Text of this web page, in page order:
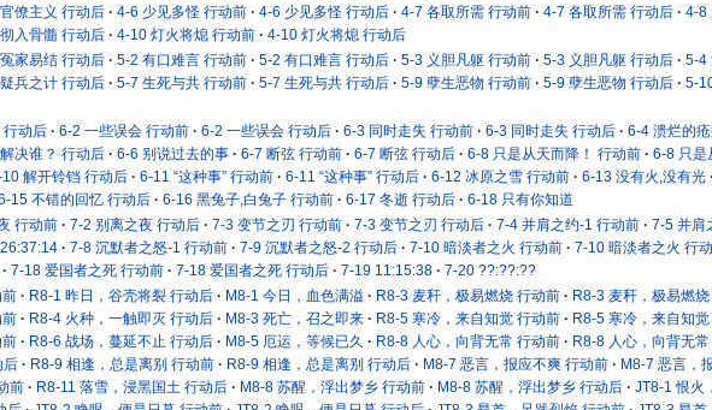
僚主义 行动后 4-6 少见多怪 行动前 4-6 少见多怪 行动后 4-7 各取所需 行动前 4-7 各取所需 行动后 4-8
入骨髓 行动后 4-10 灯火将熄 行动前 4-10 灯火将熄 行动后
家易结 行动后 5-2 有口难言 行动前 5-2 有口难言 行动后 5-3 义胆凡躯 行动前 5-3 义胆凡躯 行动后 5-4
兵之计 行动后 5-7 生死与共 行动前 5-7 生死与共 行动后 5-9 孽生恶物 行动前 5-9 孽生恶物 行动后 5-
行动后 6-2 一些误会 行动前 6-2 一些误会 行动后 6-3 同时走失 行动前 6-3 同时走失 行动后 6-4 溃烂的
决谁？ 行动后 6-6 别说过去的事 6-7 断弦 行动前 6-7 断弦 行动后 6-8 只是从天而降！ 行动前
6-8 只是
解开铃铛 行动后 6-11 “这种事” 行动前 6-11 “这种事” 行动后 6-12 冰原之雪 行动前 6-13 没有火,没有光
15 不错的回忆 行动后 6-16 黑兔子,白兔子 行动前 6-17 冬逝 行动后 6-18 只有你知道
行动前 7-2 别离之夜 行动后 7-3 变节之刃 行动前 7-3 变节之刃 行动后 7-4 并肩之约-1 行动前 7-5 并肩
7-8 沉默者之怒-1 行动前 7-9 沉默者之怒-2 行动后 7-10 暗淡者之火 行动前 7-10 暗淡者之火 行
7-18 爱国者之死 行动前 7-18 爱国者之死 行动后 7-19 11:15:38 7-20 ??:??:??
R8-1 昨日，谷壳将裂 行动后 M8-1 今日，血色满溢 R8-3 麦秆，极易燃烧 行动前 R8-3 麦秆，极易燃
R8-4 火种，一触即灭 行动后 M8-3 死亡，召之即来 R8-5 寒冷，来自知觉 行动前 R8-5 寒冷，来自知
R8-6 战场，蔓延不止 行动后 M8-5 厄运，等候已久 R8-8 人心，向背无常 行动前 R8-8 人心，向背无
后
R8-9 相逢，总是离别 行动前 R8-9 相逢，总是离别 行动后 M8-7 恶言，报应不爽 行动前
M8-7 恶言，
前
R8-11 落雪，浸黑国土 行动后 M8-8 苏醒，浮出梦乡 行动前 M8-8 苏醒，浮出梦乡 行动后
JT8-1 恨火